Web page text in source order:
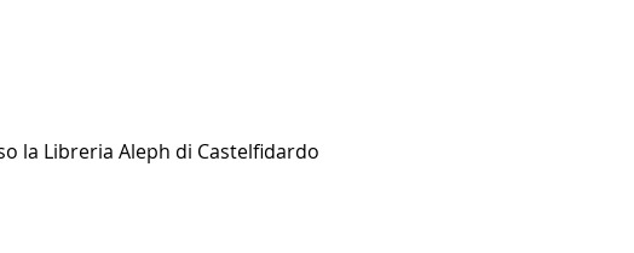
la Libreria Aleph di Castelfidardo